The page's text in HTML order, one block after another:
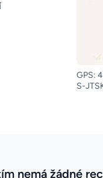
GPS:
S-
nemá žádné